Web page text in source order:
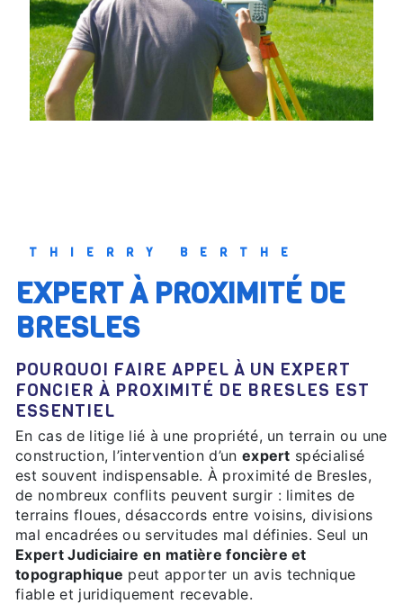
THIERRY BERTHE
EXPERT À PROXIMITÉ DE
BRESLES
POURQUOI FAIRE APPEL À UN EXPERT
FONCIER À PROXIMITÉ DE BRESLES EST
ESSENTIEL
En cas de litige lié à une propriété, un terrain ou une
construction, l’intervention d’un expert spécialisé
est souvent indispensable. À proximité de Bresles,
de nombreux conflits peuvent surgir : limites de
terrains floues, désaccords entre voisins, divisions
mal encadrées ou servitudes mal définies. Seul un
Expert Judiciaire en matière foncière et
topographique peut apporter un avis technique
fiable et juridiquement recevable.